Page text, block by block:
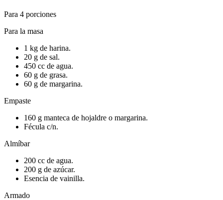
Para 4 porciones
Para la masa
1 kg de harina.
20 g de sal.
450 cc de agua.
60 g de grasa.
60 g de margarina.
Empaste
160 g manteca de hojaldre o margarina.
Fécula c/n.
Almíbar
200 cc de agua.
200 g de azúcar.
Esencia de vainilla.
Armado